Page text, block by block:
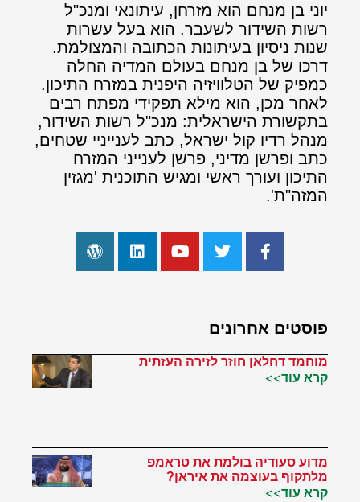
יוני בן מנחם הוא מזרחן, עיתונאי ומנכ"ל
רשות השידור לשעבר. הוא בעל עשרות
שנות ניסיון בעיתונות הכתובה והמצולמת.
דרכו של בן מנחם בעולם המדיה החלה
כמפיק של הטלוויזיה היפנית במזרח התיכון.
לאחר מכן, הוא מילא תפקידי מפתח רבים
בתקשורת הישראלית: מנכ"ל רשות השידור,
מנהל רדיו קול ישראל, כתב לענייניי שטחים,
כתב ופרשן מדיני, פרשן לענייני המזרח
התיכון ועורך ראשי ומגיש התוכנית 'מגזין
המזה"ת'.
פוסטים אחרונים
מוחמד דחלאן חוזר לזירה העזתית
קרא עוד>>
מדוע סעודיה בולמת את טראמפ
מלתקוף בעוצמה את איראן?
קרא עוד>>